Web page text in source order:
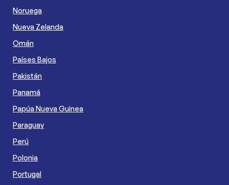
Noruega
Nueva Zelanda
Omán
Países Bajos
Pakistán
Panamá
Papúa Nueva Guinea
Paraguay
Perú
Polonia
Portugal